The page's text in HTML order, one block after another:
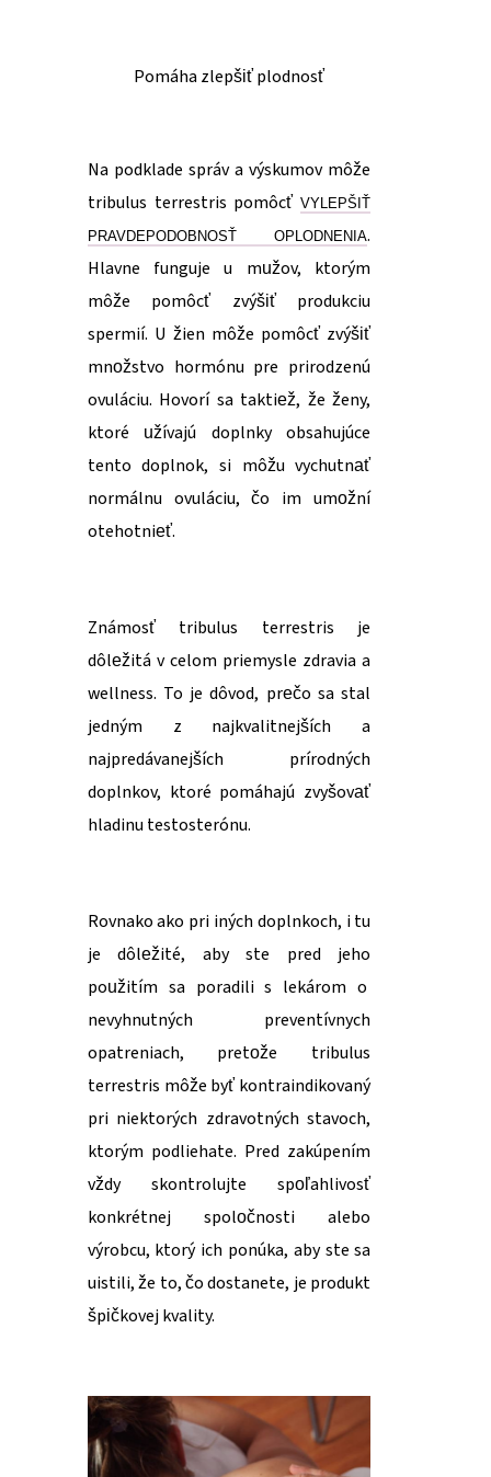
Pomáha zlepšiť plodnosť
Na podklade správ a výskumov môže
tribulus terrestris pomôcťVYLEPŠIŤ
PRAVDEPODOBNOSŤ OPLODNENIA.
Hlavne funguje u mužov, ktorým
môže pomôcť zvýšiť produkciu
spermií. U žien môže pomôcť zvýšiť
množstvo hormónu pre prirodzenú
ovuláciu. Hovorí sa taktiež, že ženy,
ktoré užívajú doplnky obsahujúce
tento doplnok, si môžu vychutnať
normálnu ovuláciu, čo im umožní
otehotnieť.
Známosť tribulus terrestris je
dôležitá v celom priemysle zdravia a
wellness. To je dôvod, prečo sa stal
jedným z najkvalitnejších a
najpredávanejších prírodných
doplnkov, ktoré pomáhajú zvyšovať
hladinu testosterónu.
Rovnako ako pri iných doplnkoch, i tu
je dôležité, aby ste pred jeho
použitím sa poradili s lekárom o
nevyhnutných preventívnych
opatreniach, pretože tribulus
terrestris môže byť kontraindikovaný
pri niektorých zdravotných stavoch,
ktorým podliehate. Pred zakúpením
vždy skontrolujte spoľahlivosť
konkrétnej spoločnosti alebo
výrobcu, ktorý ich ponúka, aby ste sa
uistili, že to, čo dostanete, je produkt
špičkovej kvality.